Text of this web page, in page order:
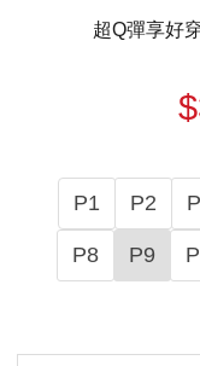
超Q彈享好
P1 P2
P8 P9